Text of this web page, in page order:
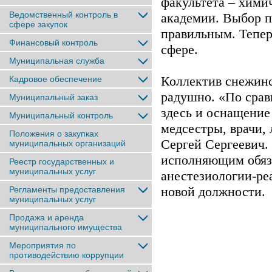
Ведомственный контроль в
сфере закупок
Финансовый контроль
Муниципальная служба
Кадровое обеспечение
Муниципальный заказ
Муниципальный контроль
Положения о закупках
муниципальных организаций
Реестр государственных и
муниципальных услуг
Регламенты предоставления
муниципальных услуг
Продажа и аренда
муниципального имущества
Мероприятия по
противодействию коррупции
академии. Выбор
правильным.
сфере.
Коллектив
радушно. «По
здесь и
медсестры, врачи,
Сергей
исполняющим
анестезиологии-
новой должности.